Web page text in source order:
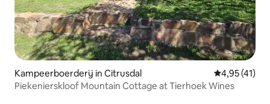
Kampeerboerderij in Citrusdal Gemiddelde
4,95 (41)
Piekenierskloof Mountain Cottage at Tierhoek Wines